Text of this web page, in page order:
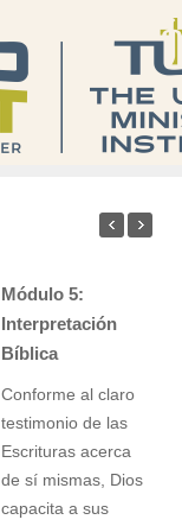
Módulo 5:
Interpretación
Bíblica
Conforme al claro
testimonio de las
Escrituras acerca
de sí mismas, Dios
capacita a sus